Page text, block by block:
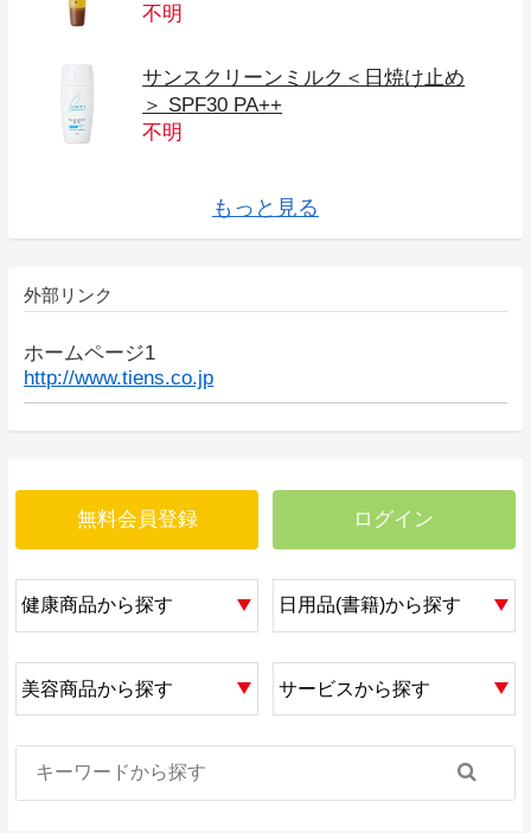
不明
サンスクリーンミルク＜日焼け止め
＞ SPF30 PA++
不明
スキン トリートメント パウダーファ
スキン トリートメント パウダーファ
スキン トリートメント リキッドファ
シルキー ピーリング ジェル ＜洗顔料
egcg コンフォート ＜スキン トリー
もっと見る
外部リンク
ホームページ1
http://www.tiens.co.jp
無料会員登録 ログイン